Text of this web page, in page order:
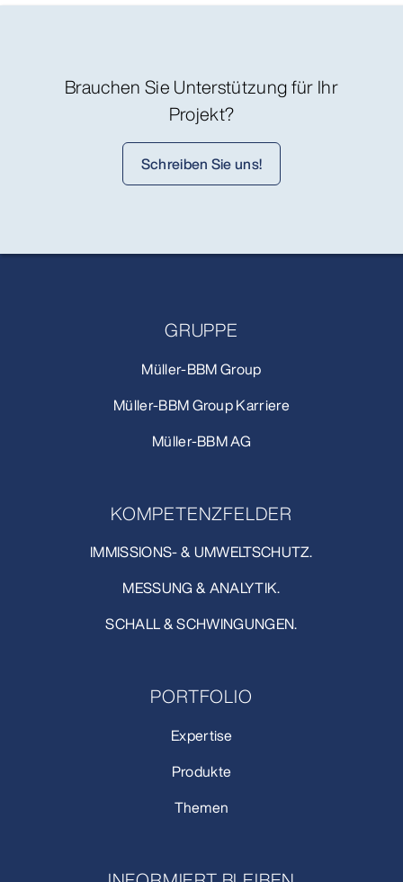
Brauchen Sie Unterstützung für Ihr
Projekt?
Schreiben Sie uns!
GRUPPE
Müller-BBM Group
Müller-BBM Group Karriere
Müller-BBM AG
KOMPETENZFELDER
IMMISSIONS- & UMWELTSCHUTZ.
MESSUNG & ANALYTIK.
SCHALL & SCHWINGUNGEN.
PORTFOLIO
Expertise
Produkte
Themen